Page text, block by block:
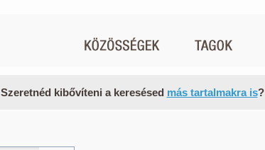
kibővíteni a keresésed más tartalmakra is?